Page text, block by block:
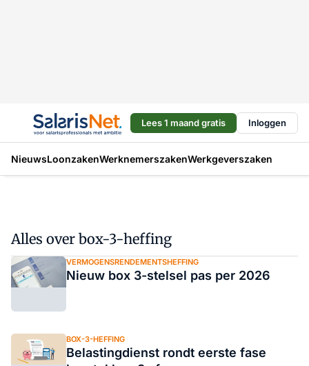
Lees 1 maand gratis Inloggen
NieuwsLoonzakenWerknemerszakenWerkgeverszaken
Alles over box-3-heffing
VERMOGENSRENDEMENTSHEFFING
Nieuw box 3-stelsel pas per 2026
BOX-3-HEFFING
Belastingdienst rondt eerste fase